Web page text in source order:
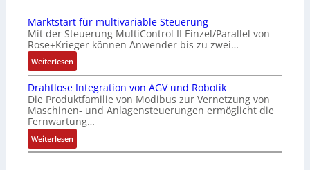
n
s
o
r
-
n
t
e
g
r
C
6
2
4
4
-
Z
e
r
t
Marktstart für multivariable Steuerung
Mit der Steuerung MultiControl II Einzel/Parallel von
Rose+Krieger können Anwender bis zu zwei…
Weiterlesen:
M
a
r
k
t
s
t
Drahtlose Integration von AGV und Robotik
Die Produktfamilie von Modibus zur Vernetzung von
Maschinen- und Anlagensteuerungen ermöglicht die
Fernwartung…
Weiterlesen:
D